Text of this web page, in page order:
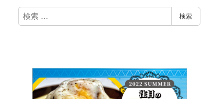
検
索
検索